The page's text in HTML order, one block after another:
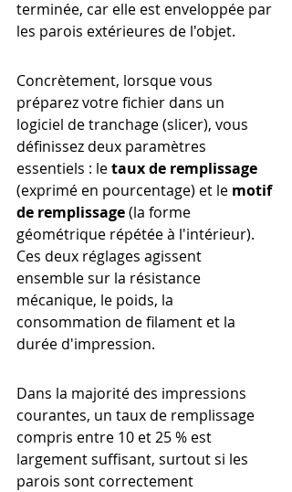
terminée, car elle est enveloppée par
les parois extérieures de l'objet.
Concrètement, lorsque vous
préparez votre fichier dans un
logiciel de tranchage (slicer), vous
définissez deux paramètres
essentiels : le taux de remplissage
(exprimé en pourcentage) et le motif
de remplissage (la forme
géométrique répétée à l'intérieur).
Ces deux réglages agissent
ensemble sur la résistance
mécanique, le poids, la
consommation de filament et la
durée d'impression.
Dans la majorité des impressions
courantes, un taux de remplissage
compris entre 10 et 25 % est
largement suffisant, surtout si les
parois sont correctement